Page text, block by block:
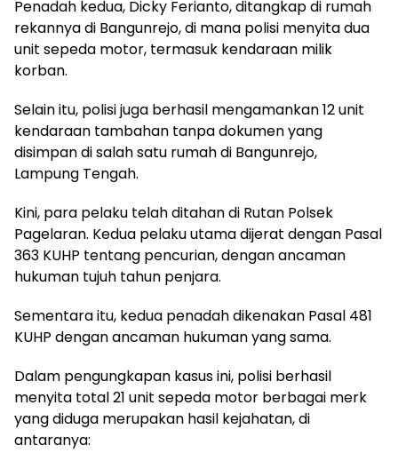
Penadah kedua, Dicky Ferianto, ditangkap di rumah
rekannya di Bangunrejo, di mana polisi menyita dua
unit sepeda motor, termasuk kendaraan milik
korban.
Selain itu, polisi juga berhasil mengamankan 12 unit
kendaraan tambahan tanpa dokumen yang
disimpan di salah satu rumah di Bangunrejo,
Lampung Tengah.
Kini, para pelaku telah ditahan di Rutan Polsek
Pagelaran. Kedua pelaku utama dijerat dengan Pasal
363 KUHP tentang pencurian, dengan ancaman
hukuman tujuh tahun penjara.
Sementara itu, kedua penadah dikenakan Pasal 481
KUHP dengan ancaman hukuman yang sama.
Dalam pengungkapan kasus ini, polisi berhasil
menyita total 21 unit sepeda motor berbagai merk
yang diduga merupakan hasil kejahatan, di
antaranya: